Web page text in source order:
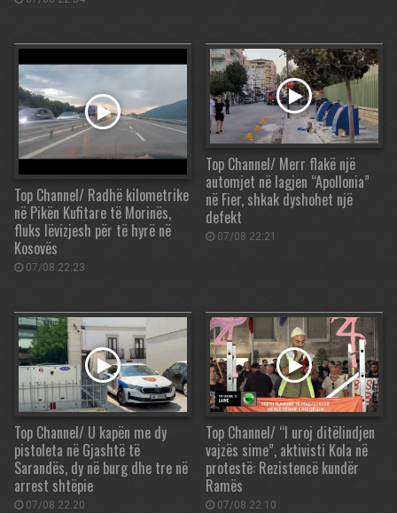
Top Channel/ Radhë kilometrike
në Pikën Kufitare të Morinës,
fluks lëvizjesh për të hyrë në
Kosovës
07/08 22:23
Top Channel/ Merr flakë një
automjet në lagjen “Apollonia”
në Fier, shkak dyshohet një
defekt
07/08 22:21
Top Channel/ U kapën me dy
pistoleta në Gjashtë të
Sarandës, dy në burg dhe tre në
arrest shtëpie
07/08 22:20
Top Channel/ “I uroj ditëlindjen
vajzës sime”, aktivisti Kola në
protestë: Rezistencë kundër
Ramës
07/08 22:10